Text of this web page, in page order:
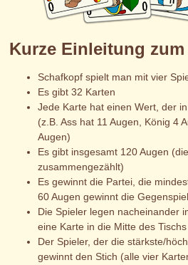
Kurze Einleitung zum
Schafkopf spielt man mit vier
Es gibt 32 Karten
Jede Karte hat einen Wert, der
(z.B. Ass hat 11 Augen, König 4
Augen)
Es gibt insgesamt 120 Augen
zusammengezählt)
Es gewinnt die Partei, die
60 Augen gewinnt die
Die Spieler legen nacheinander
eine Karte in die Mitte des Tischs
Der Spieler, der die stärkste/
gewinnt den Stich (alle vier